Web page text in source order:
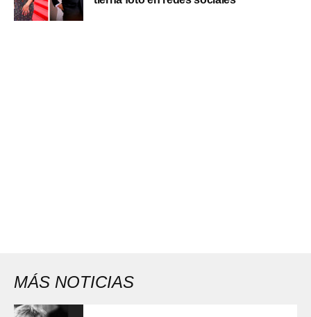
MÁS NOTICIAS